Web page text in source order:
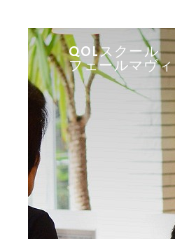
QOLスクール
フェールマヴィ